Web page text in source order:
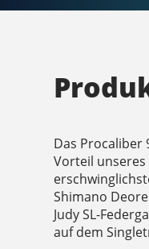
Das Procaliber
Vorteil
Shimano
Judy SL-
auf dem